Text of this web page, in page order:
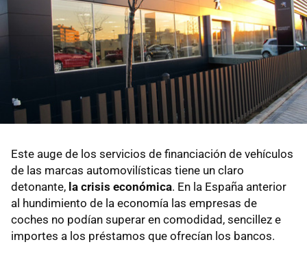
Este auge de los servicios de financiación de vehículos
de las marcas automovilísticas tiene un claro
detonante, la crisis económica. En la España anterior
al hundimiento de la economía las empresas de
coches no podían superar en comodidad, sencillez e
importes a los préstamos que ofrecían los bancos.